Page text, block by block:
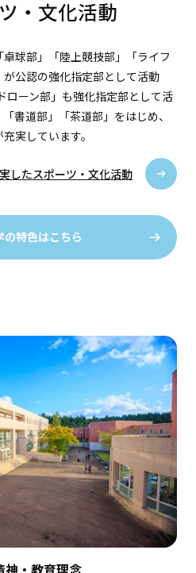
・文化活動
卓球部」「陸上競技部」「ライフ
公認の強化指定部として活動
ローン部」も強化指定部として活
書道部」「茶道部」をはじめ、
実しています。
したスポーツ・文化活動
の特色はこちら